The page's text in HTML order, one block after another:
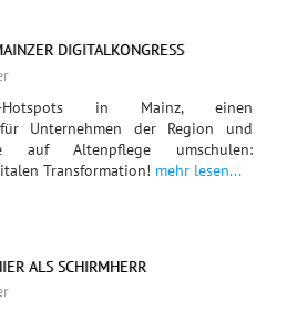
DIGITALKONGRESS
in Mainz, einen
Unternehmen der Region und
auf Altenpflege umschulen:
Transformation! mehr lesen...
ALS SCHIRMHERR